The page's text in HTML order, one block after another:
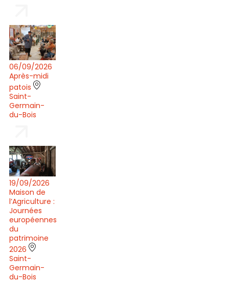
06/09/2026
Après-midi
patois
Saint-
Germain-
du-Bois
19/09/2026
Maison de
l’Agriculture :
Journées
européennes
du
patrimoine
2026
Saint-
Germain-
du-Bois